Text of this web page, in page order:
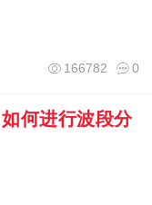
0
166782
何进行波段分